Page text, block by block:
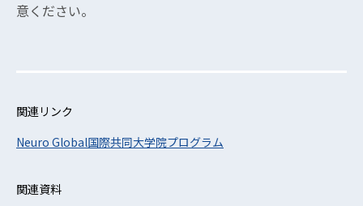
意ください。
関連リンク
Neuro Global国際共同大学院プログラム
関連資料